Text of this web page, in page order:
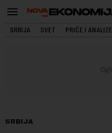
SRBIJA SVET PRIČE I ANALIZE
SRBIJA